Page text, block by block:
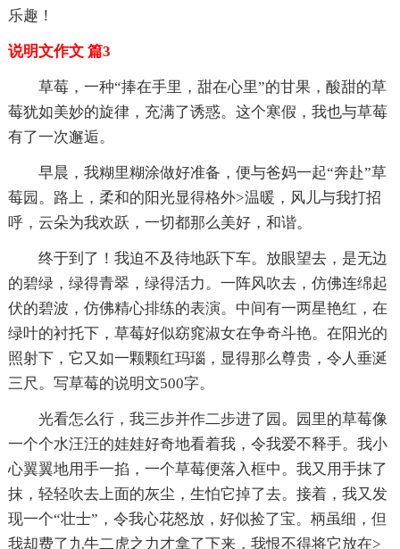
乐趣！
说明文作文 篇3
草莓，一种“捧在手里，甜在心里”的甘果，酸甜的草
莓犹如美妙的旋律，充满了诱惑。这个寒假，我也与草莓
有了一次邂逅。
早晨，我糊里糊涂做好准备，便与爸妈一起“奔赴”草
莓园。路上，柔和的阳光显得格外>温暖，风儿与我打招
呼，云朵为我欢跃，一切都那么美好，和谐。
终于到了！我迫不及待地跃下车。放眼望去，是无边
的碧绿，绿得青翠，绿得活力。一阵风吹去，仿佛连绵起
伏的碧波，仿佛精心排练的表演。中间有一两星艳红，在
绿叶的衬托下，草莓好似窈窕淑女在争奇斗艳。在阳光的
照射下，它又如一颗颗红玛瑙，显得那么尊贵，令人垂涎
三尺。写草莓的说明文500字。
光看怎么行，我三步并作二步进了园。园里的草莓像
一个个水汪汪的娃娃好奇地看着我，令我爱不释手。我小
心翼翼地用手一掐，一个草莓便落入框中。我又用手抹了
抹，轻轻吹去上面的灰尘，生怕它掉了去。接着，我又发
现一个“壮士”，令我心花怒放，好似捡了宝。柄虽细，但
我却费了九牛二虎之力才拿了下来，我恨不得将它放在>